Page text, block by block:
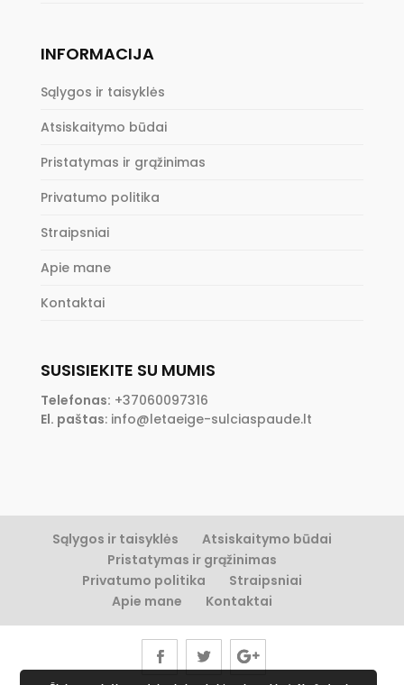
INFORMACIJA
Sąlygos ir taisyklės
Atsiskaitymo būdai
Pristatymas ir grąžinimas
Privatumo politika
Straipsniai
Apie mane
Kontaktai
SUSISIEKITE SU MUMIS
Telefonas: +37060097316
El. paštas: info@letaeige-sulciaspaude.lt
Sąlygos ir taisyklės
Atsiskaitymo būdai
Pristatymas ir grąžinimas
Privatumo politika
Straipsniai
Apie mane
Kontaktai